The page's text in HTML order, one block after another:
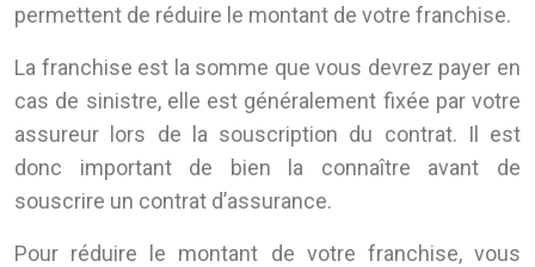
permettent de réduire le montant de votre franchise.
La franchise est la somme que vous devrez payer en
cas de sinistre, elle est généralement fixée par votre
assureur lors de la souscription du contrat. Il est
donc important de bien la connaître avant de
souscrire un contrat d’assurance.
Pour réduire le montant de votre franchise, vous